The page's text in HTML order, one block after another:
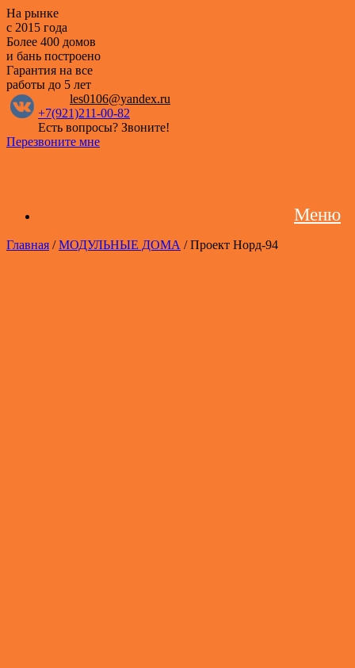
На рынке
с 2015 года
Более 400 домов
и бань построено
Гарантия на все
работы до 5 лет
les0106@yandex.ru
+7(921)211-00-82
Есть вопросы? Звоните!
Перезвоните мне
Меню
Главная /МОДУЛЬНЫЕ ДОМА / Проект Норд-94